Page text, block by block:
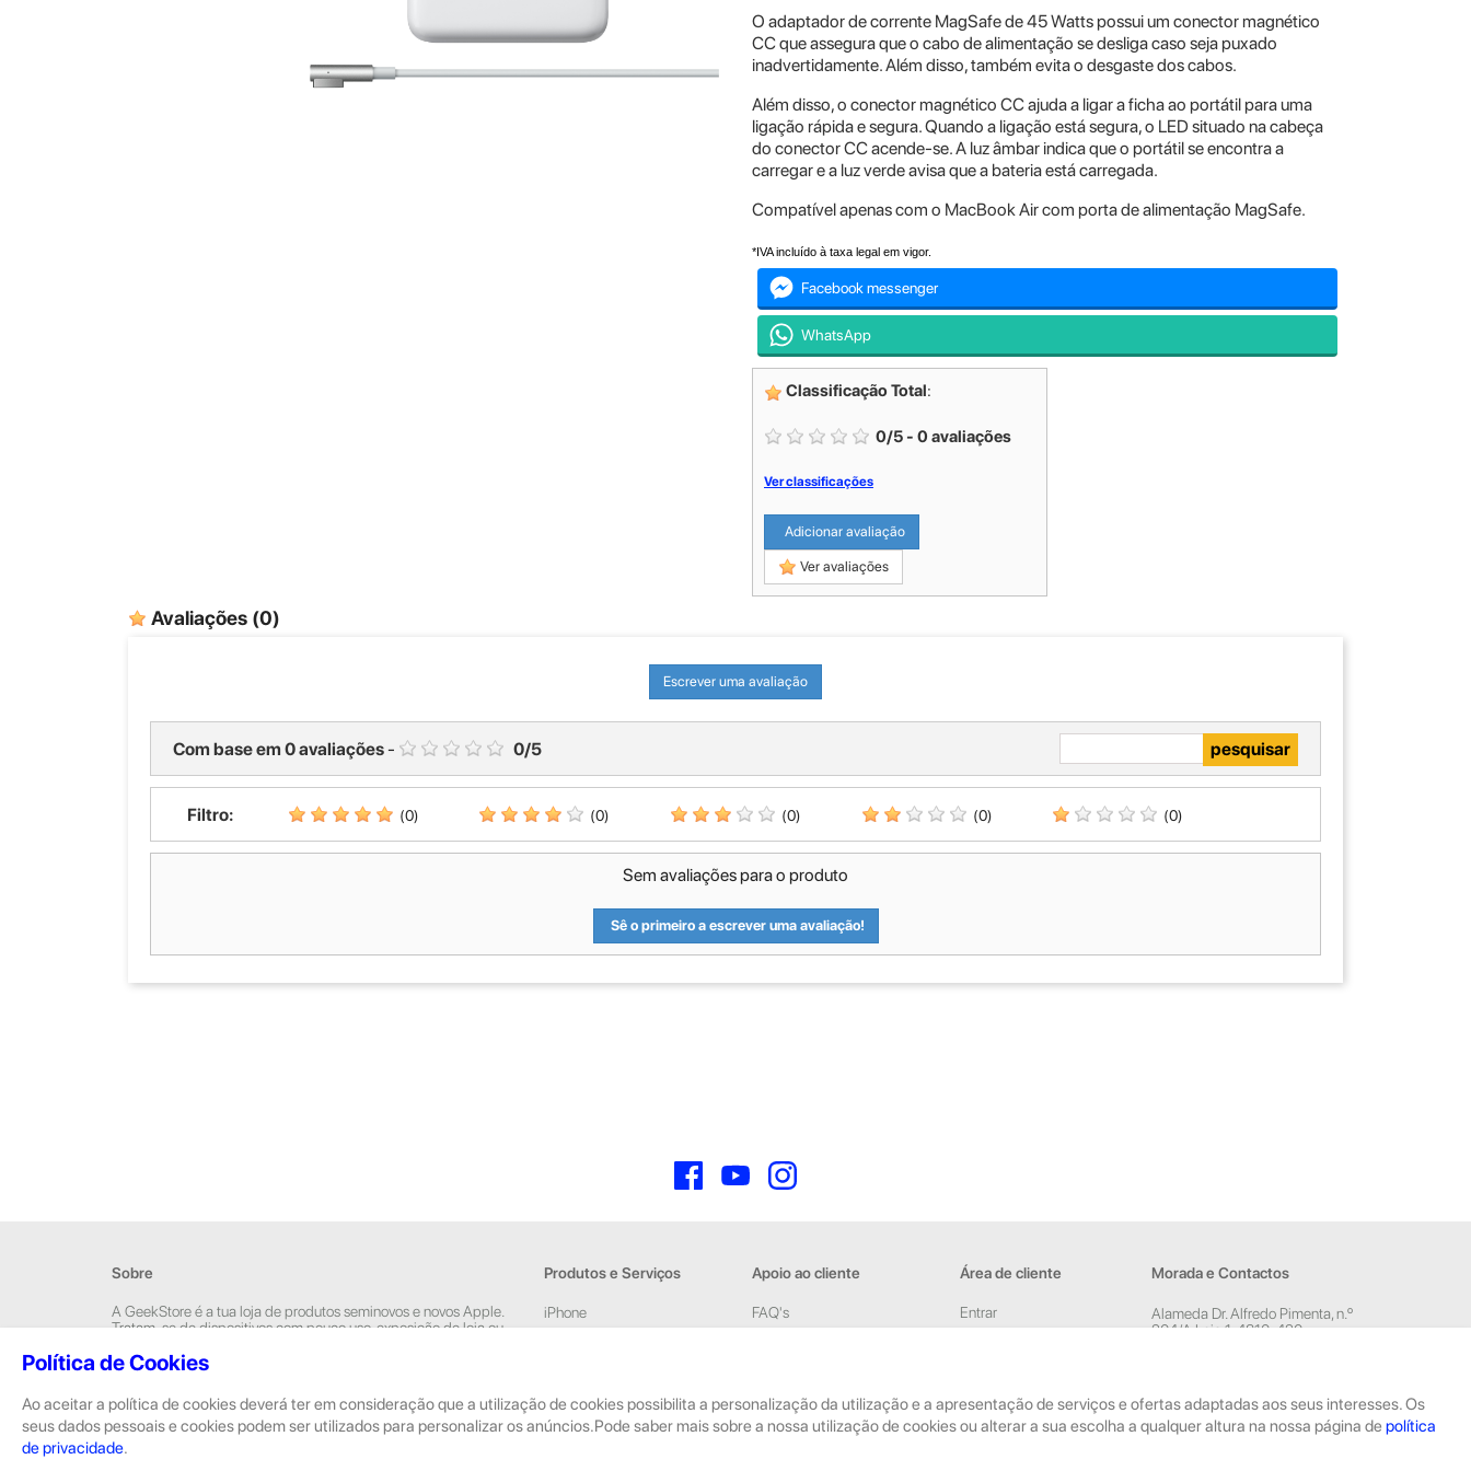
Política de Cookies
Ao aceitar a política de cookies deverá ter em consideração que a utilização de cookies possibilita a personalização da utilização e a apresentação de serviços e ofertas adaptadas aos seus interesses. Os
seus dados pessoais e cookies podem ser utilizados para personalizar os anúncios.Pode saber mais sobre a nossa utilização de cookies ou alterar a sua escolha a qualquer altura na nossa página de política
de privacidade.
O adaptador de corrente MagSafe de 45 Watts possui um conector magnético
CC que assegura que o cabo de alimentação se desliga caso seja puxado
inadvertidamente. Além disso, também evita o desgaste dos cabos.
Além disso, o conector magnético CC ajuda a ligar a ficha ao portátil para uma
ligação rápida e segura. Quando a ligação está segura, o LED situado na cabeça
do conector CC acende-se. A luz âmbar indica que o portátil se encontra a
carregar e a luz verde avisa que a bateria está carregada.
Compatível apenas com o MacBook Air com porta de alimentação MagSafe.
*IVA incluído à taxa legal em vigor.
Facebook messenger
WhatsApp
Classificação Total:
0/5 - 0 avaliações
Ver classificações
Adicionar avaliação
Ver avaliações
Avaliações (0)
Escrever uma avaliação
Com base em 0avaliações- 0/5
Filtro: (0) (0) (0) (0) (0)
Sem avaliações para o produto
Sê o primeiro a escrever uma avaliação!
FacebookYouTube
Sobre
A GeekStore é a tua loja de produtos seminovos e novos Apple.
Tratam-se de dispositivos com pouco uso, exposição de loja ou
Os seminovos são sempre sujeitos a uma inspeção rigorosa pelas
Produtos e Serviços
iPhone
Reparações
Retomas
Apoio ao cliente
FAQ's
Política de Privacidade
Faturação, Pagamento e
Área de cliente
Entrar
Morada e Contactos
Alameda Dr. Alfredo Pimenta, n.º
204/A Loja 1, 4810-420
geral@geekstore.pt
253 715 974